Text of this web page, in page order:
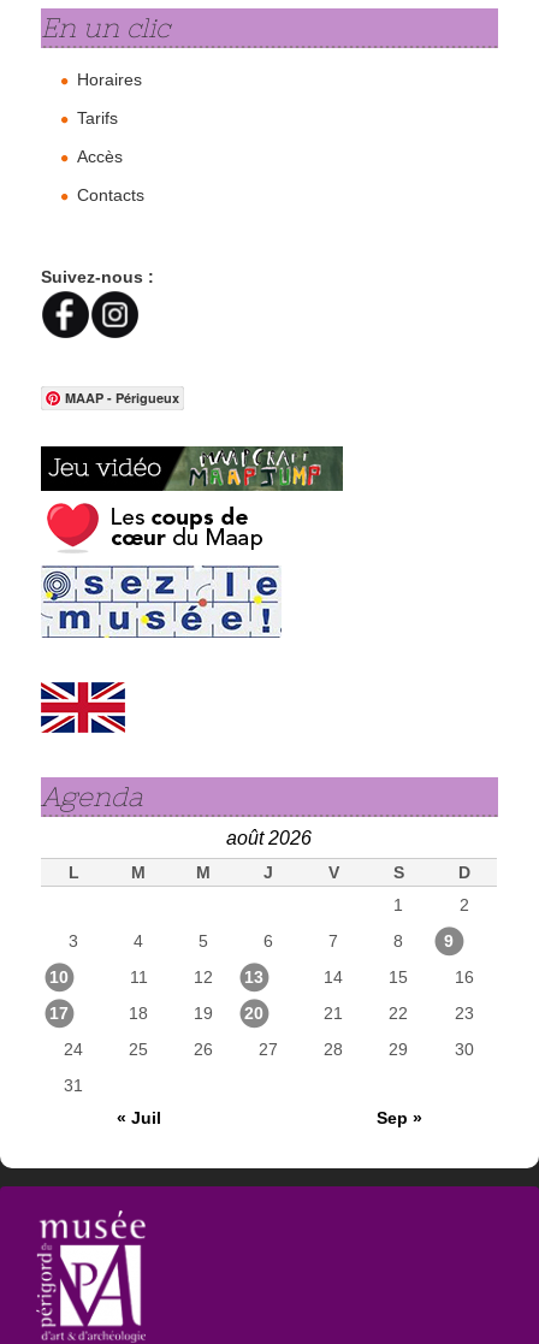
En un clic
Horaires
Tarifs
Accès
Contacts
Suivez-nous :
MAAP - Périgueux
Agenda
août 2026
L M M J V S
D
1
2
3
4 5 6 7 8
9
10
11 12 13 14 15
16
17
18 19 20 21 22
23
24
25 26 27 28 29
30
31
« Juil
Sep »